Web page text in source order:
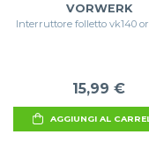
VORWERK
Interruttore folletto vk140
15,99 €
AGGIUNGI AL